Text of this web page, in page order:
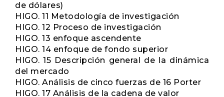
de dólares)
HIGO. 11 Metodología de investigación
HIGO. 12 Proceso de investigación
HIGO. 13 enfoque ascendente
HIGO. 14 enfoque de fondo superior
HIGO. 15 Descripción general de la dinámica
del mercado
HIGO. Análisis de cinco fuerzas de 16 Porter
HIGO. 17 Análisis de la cadena de valor